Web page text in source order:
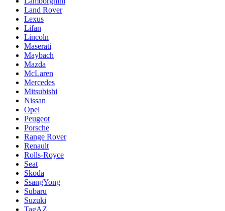
Land Rover
Lexus
Lifan
Lincoln
Maserati
Maybach
Mazda
McLaren
Mercedes
Mitsubishi
Nissan
Opel
Peugeot
Porsche
Range Rover
Renault
Rolls-Royce
Seat
Skoda
SsangYong
Subaru
Suzuki
TagAZ